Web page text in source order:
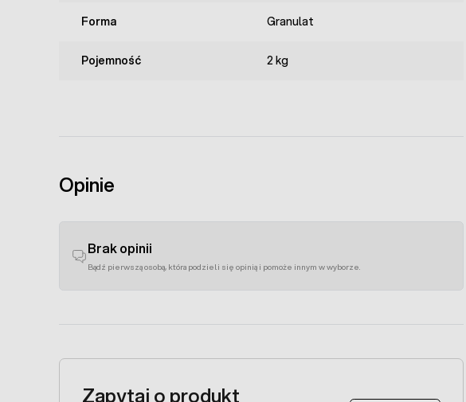
Forma Granulat
Pojemność 2 kg
Opinie
Brak opinii
Bądź pierwszą osobą, która podzieli się opinią i pomoże innym w wyborze.
Zapytaj o produkt